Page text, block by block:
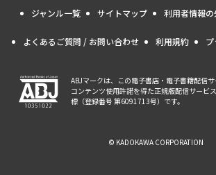
ジャンル一覧 サイトマップ 利用者情報
よくあるご質問 / お問い合わせ 利用規約
ABJマークは、この電子書店・電子書籍配信
コンテンツ使用許諾を得た正規版配信サービ
標（登録番号 第6091713号）です。
© KADOKAWA CORPORATION